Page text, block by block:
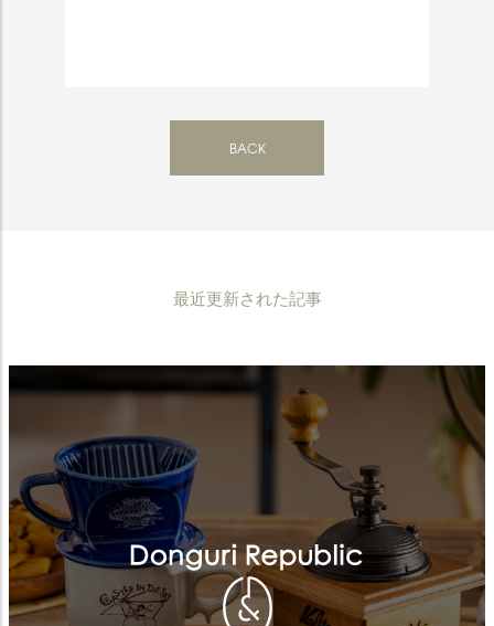
BACK
最近更新された記事